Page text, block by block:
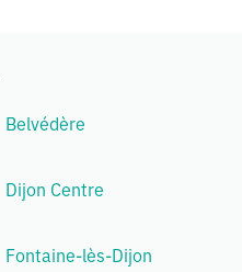
Belvédère
Dijon Centre
Fontaine-lès-Dijon